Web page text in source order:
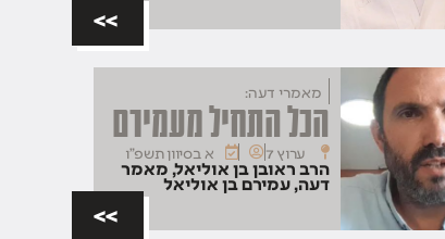
>>
מאמרי דעה:
הכל התחיל מעמירם
ערוץ 7 א בסיוון תשפ"ו
הרב ראובן בן אוליאל,מאמר
דעה,עמירם בן אוליאל
>>